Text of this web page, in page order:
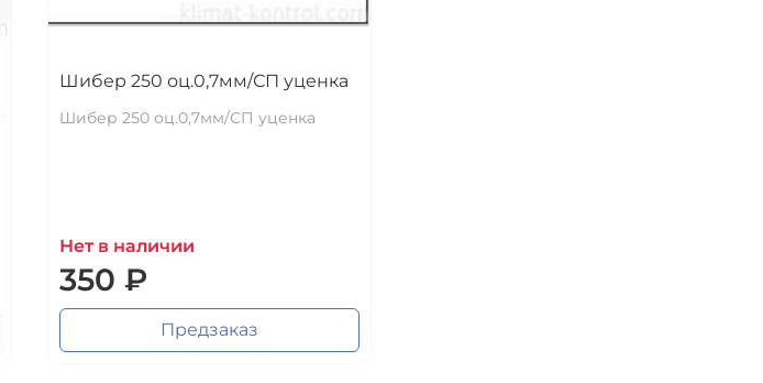
Шибер 250 оц.0,7мм/СП уценка
Шибер 250 оц.0,7мм/СП уценка
Нет в наличии
350 ₽
Предзаказ